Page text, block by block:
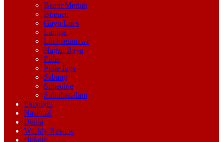
Bener Meriah
Bireuen
Gayo Lues
Langsa
Lhokseumawe
Nagan Raya
Pidie
Pidie Jaya
Sabang
Simeulue
Subulussalam
Ekonomi
Nasional
Dunia
Weekly Review
Hukum